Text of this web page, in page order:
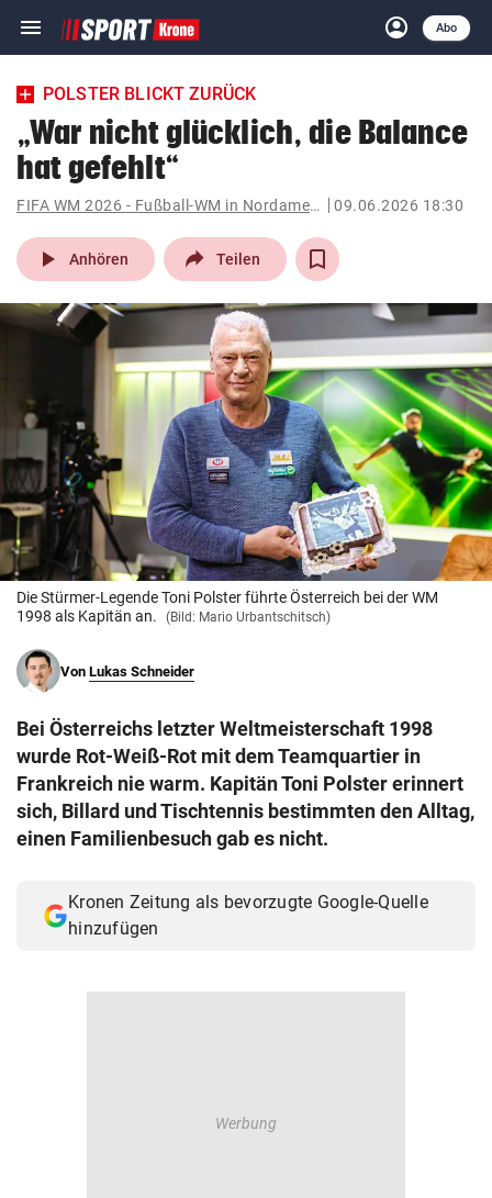
menu Navigation
ein-/ausklappen
account_circle
Anmelden
Abo
close Schließen
account_circle Anmelden
pin_drop
Wien arrow_right
bookmark
Suchbegriff
eingeben
© Krone Multimedia GmbH & Co KG 2026
Muthgasse 2, 1190 Wien
POLSTER BLICKT ZURÜCK
„War nicht glücklich, die Balance
hat gefehlt“
FIFA WM 2026 - Fußball-WM in Nordamerika 09.06.2026 18:30
play_arrow Anhören Teilen
Die Stürmer-Legende Toni Polster führte Österreich bei der WM
1998 als Kapitän an.
(Bild: Mario Urbantschitsch)
Von Lukas Schneider
Bei Österreichs letzter Weltmeisterschaft 1998
wurde Rot-Weiß-Rot mit dem Teamquartier in
Frankreich nie warm. Kapitän Toni Polster erinnert
sich, Billard und Tischtennis bestimmten den Alltag,
einen Familienbesuch gab es nicht.
Kronen Zeitung als bevorzugte Google-Quelle
hinzufügen